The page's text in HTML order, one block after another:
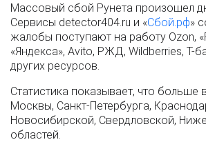
Массовый сбой Рунета произошел
Сервисы detector404.ru и «Сбой.рф»
жалобы поступают на работу Ozon,
«Яндекса», Avito, РЖД, Wildberries, Т-
других ресурсов.
Статистика показывает, что больше
Москвы, Санкт-Петербурга,
Новосибирской, Свердловской,
областей.